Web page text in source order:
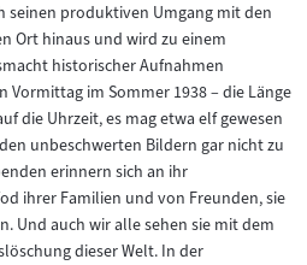
seinen produktiven Umgang mit den
Ort hinaus und wird zu einem
historischer Aufnahmen
Vormittag im Sommer 1938 – die Länge
die Uhrzeit, es mag etwa elf gewesen
unbeschwerten Bildern gar nicht zu
erinnern sich an ihr
ihrer Familien und von Freunden, sie
Und auch wir alle sehen sie mit dem
dieser Welt. In der